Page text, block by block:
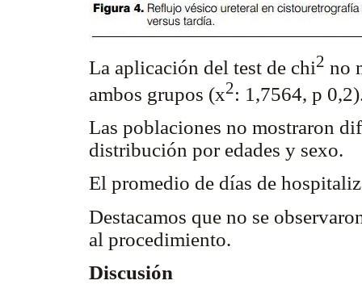
La aplicación del test de chi2 no
ambos grupos (x2: 1,7564, p
Las poblaciones no mostraron
distribución por edades y sexo.
El promedio de días de
Destacamos que no se
al procedimiento.
Discusión